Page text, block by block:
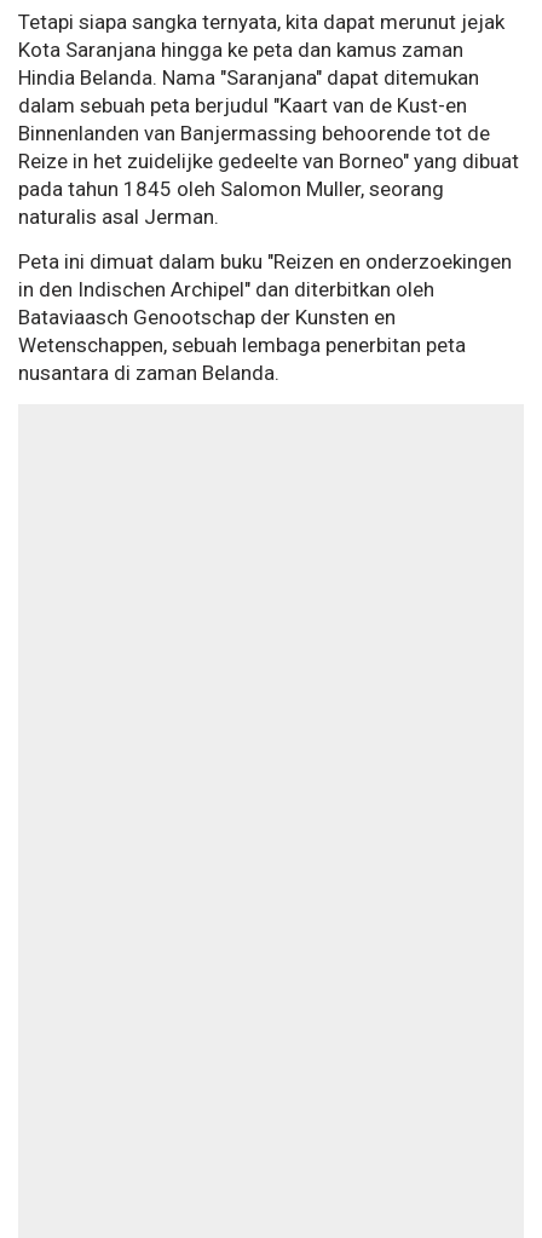
Tetapi siapa sangka ternyata, kita dapat merunut jejak
Kota Saranjana hingga ke peta dan kamus zaman
Hindia Belanda. Nama "Saranjana" dapat ditemukan
dalam sebuah peta berjudul "Kaart van de Kust-en
Binnenlanden van Banjermassing behoorende tot de
Reize in het zuidelijke gedeelte van Borneo" yang dibuat
pada tahun 1845 oleh Salomon Muller, seorang
naturalis asal Jerman.
Peta ini dimuat dalam buku "Reizen en onderzoekingen
in den Indischen Archipel" dan diterbitkan oleh
Bataviaasch Genootschap der Kunsten en
Wetenschappen, sebuah lembaga penerbitan peta
nusantara di zaman Belanda.